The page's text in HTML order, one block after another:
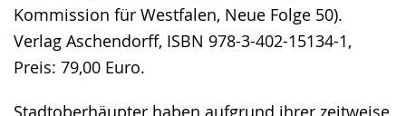
Kommission für Westfalen, Neue Folge 50).
Verlag Aschendorff, ISBN 978-3-402-15134-1,
Preis: 79,00 Euro.
Stadtoberhäupter haben aufgrund ihrer zeitweise